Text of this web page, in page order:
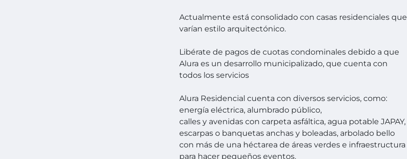
Actualmente está consolidado con casas residenciales que
varían estilo arquitectónico.
Libérate de pagos de cuotas condominales debido a que
Alura es un desarrollo municipalizado, que cuenta con
todos los servicios
Alura Residencial cuenta con diversos servicios, como:
energía eléctrica, alumbrado público,
calles y avenidas con carpeta asfáltica, agua potable JAPAY,
escarpas o banquetas anchas y boleadas, arbolado bello
con más de una héctarea de áreas verdes e infraestructura
para hacer pequeños eventos.